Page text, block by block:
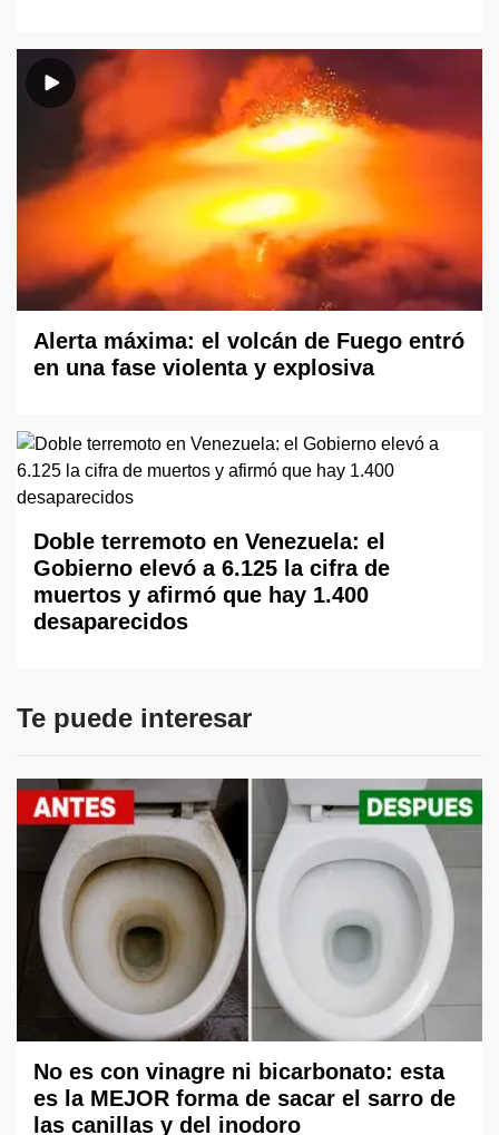
Alerta máxima: el volcán de Fuego entró
en una fase violenta y explosiva
Doble terremoto en Venezuela: el
Gobierno elevó a 6.125 la cifra de
muertos y afirmó que hay 1.400
desaparecidos
Te puede interesar
No es con vinagre ni bicarbonato: esta
es la MEJOR forma de sacar el sarro de
las canillas y del inodoro